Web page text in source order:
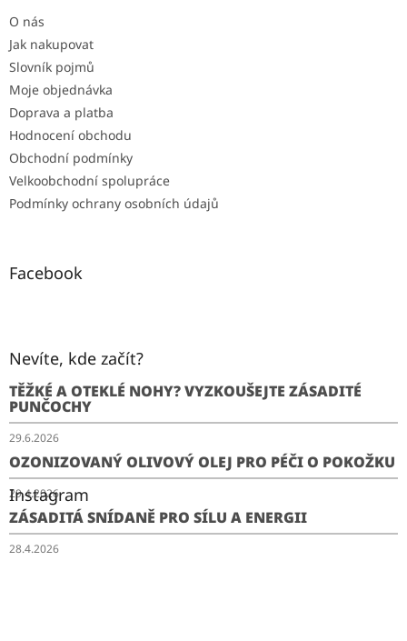
O nás
Jak nakupovat
Slovník pojmů
Moje objednávka
Doprava a platba
Hodnocení obchodu
Obchodní podmínky
Velkoobchodní spolupráce
Podmínky ochrany osobních údajů
Facebook
Nevíte, kde začít?
TĚŽKÉ A OTEKLÉ NOHY? VYZKOUŠEJTE ZÁSADITÉ
PUNČOCHY
29.6.2026
OZONIZOVANÝ OLIVOVÝ OLEJ PRO PÉČI O POKOŽKU
29.4.2026
ZÁSADITÁ SNÍDANĚ PRO SÍLU A ENERGII
28.4.2026
Instagram